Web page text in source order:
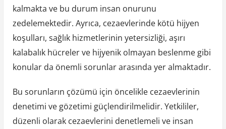
kalmakta ve bu durum insan onurunu
zedelemektedir. Ayrıca, cezaevlerinde kötü hijyen
koşulları, sağlık hizmetlerinin yetersizliği, aşırı
kalabalık hücreler ve hijyenik olmayan beslenme gibi
konular da önemli sorunlar arasında yer almaktadır.
Bu sorunların çözümü için öncelikle cezaevlerinin
denetimi ve gözetimi güçlendirilmelidir. Yetkililer,
düzenli olarak cezaevlerini denetlemeli ve insan